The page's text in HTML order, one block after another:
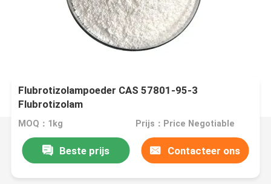
Flubrotizolampoeder CAS 57801-95-3
Flubrotizolam
MOQ：1kg Prijs：Price Negotiable
Beste prijs Contacteer ons